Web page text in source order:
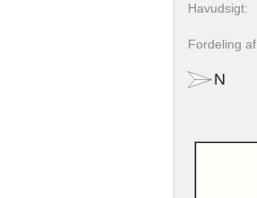
Havudsigt:
Fordeling